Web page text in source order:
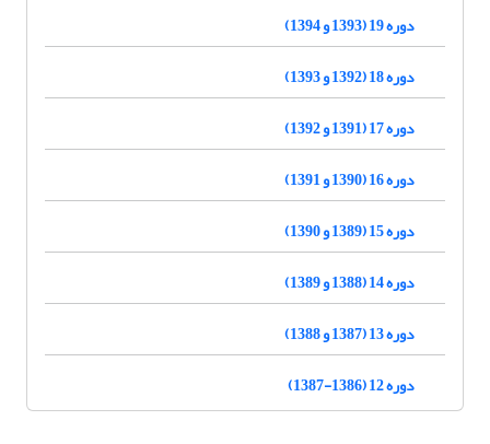
دوره 19 (1393 و 1394)
دوره 18 (1392 و 1393)
دوره 17 (1391 و 1392)
دوره 16 (1390 و 1391)
دوره 15 (1389 و 1390)
دوره 14 (1388 و 1389)
دوره 13 (1387 و 1388)
دوره 12 (1386-1387)